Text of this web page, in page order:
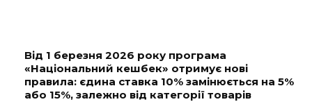
Від 1 березня 2026 року програма
«Національний кешбек» отримує нові
правила: єдина ставка 10% замінюється на 5%
або 15%, залежно від категорії товарів